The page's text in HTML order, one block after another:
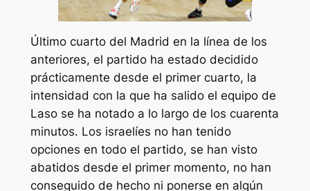
Último cuarto del Madrid en la línea de los
anteriores, el partido ha estado decidido
prácticamente desde el primer cuarto, la
intensidad con la que ha salido el equipo de
Laso se ha notado a lo largo de los cuarenta
minutos. Los israelíes no han tenido
opciones en todo el partido, se han visto
abatidos desde el primer momento, no han
conseguido de hecho ni ponerse en algún